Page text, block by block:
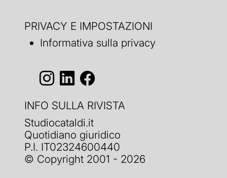
PRIVACY E IMPOSTAZIONI
Informativa sulla privacy
INFO SULLA RIVISTA
Studiocataldi.it
Quotidiano giuridico
P.I. IT02324600440
© Copyright 2001 - 2026